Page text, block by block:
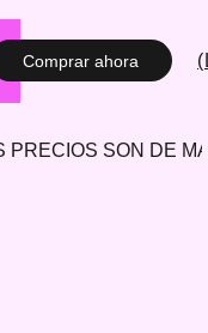
Comprar ahora
PRECIOS SON DE